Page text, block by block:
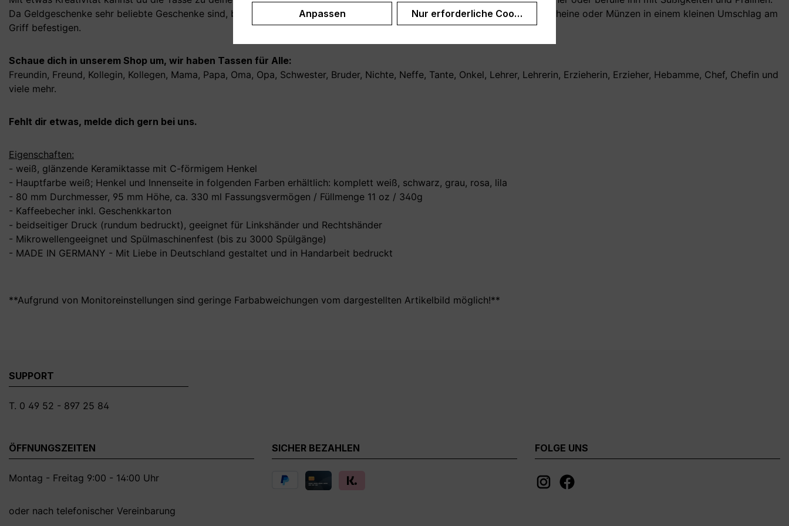
Da Geldgeschenke sehr beliebte Geschenke sind, besonders zum Geburtstag oder auch an Weihnachten, kannst Du Geldscheine oder Münzen in einem kleinen Umschlag am
Griff befestigen.
Schaue dich in unserem Shop um, wir haben Tassen für Alle:
Freundin, Freund, Kollegin, Kollegen, Mama, Papa, Oma, Opa, Schwester, Bruder, Nichte, Neffe, Tante, Onkel, Lehrer, Lehrerin, Erzieherin, Erzieher, Hebamme, Chef, Chefin und
viele mehr.
Fehlt dir etwas, melde dich gern bei uns.
Eigenschaften:
- weiß, glänzende Keramiktasse mit C-förmigem Henkel
- Hauptfarbe weiß; Henkel und Innenseite in folgenden Farben erhältlich: komplett weiß, schwarz, grau, rosa, lila
- 80 mm Durchmesser, 95 mm Höhe, ca. 330 ml Fassungsvermögen / Füllmenge 11 oz / 340g
- Kaffeebecher inkl. Geschenkkarton
- beidseitiger Druck (rundum bedruckt), geeignet für Linkshänder und Rechtshänder
- Mikrowellengeeignet und Spülmaschinenfest (bis zu 3000 Spülgänge)
- MADE IN GERMANY - Mit Liebe in Deutschland gestaltet und in Handarbeit bedruckt
**Aufgrund von Monitoreinstellungen sind geringe Farbabweichungen vom dargestellten Artikelbild möglich!**
SUPPORT
T. 0 49 52 - 897 25 84
ÖFFNUNGSZEITEN
Montag - Freitag 9:00 - 14:00 Uhr
oder nach telefonischer Vereinbarung
SICHER BEZAHLEN FOLGE UNS
Anpassen Nur erforderliche Cookies